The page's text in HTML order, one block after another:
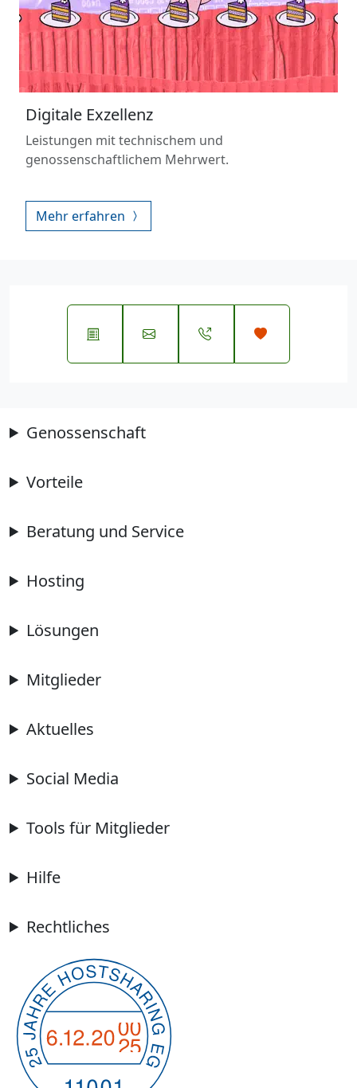
Digitale Exzellenz
Leistungen mit technischem und
genossenschaftlichem Mehrwert.
Mehr erfahren
Genossenschaft
Vorteile
Beratung und Service
Hosting
Lösungen
Mitglieder
Aktuelles
Social Media
Tools für Mitglieder
Hilfe
Rechtliches